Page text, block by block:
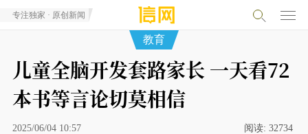
专注独家 · 原创新闻
教育
儿童全脑开发套路家长 一天看72
本书等言论切莫相信
2025/06/04 10:57 阅读: 32734